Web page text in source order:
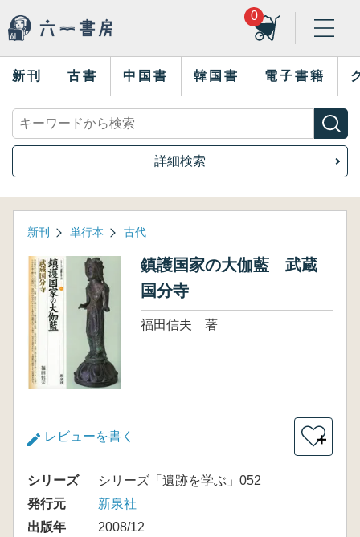
0
新刊 古書 中国書 韓国書 電子書籍
詳細検索
新刊 単行本 古代
鎮護国家の大伽藍 武蔵
国分寺
福田信夫 著
レビューを書く ＋
シリーズ
シリーズ「遺跡を学ぶ」052
発行元
新泉社
出版年
2008/12